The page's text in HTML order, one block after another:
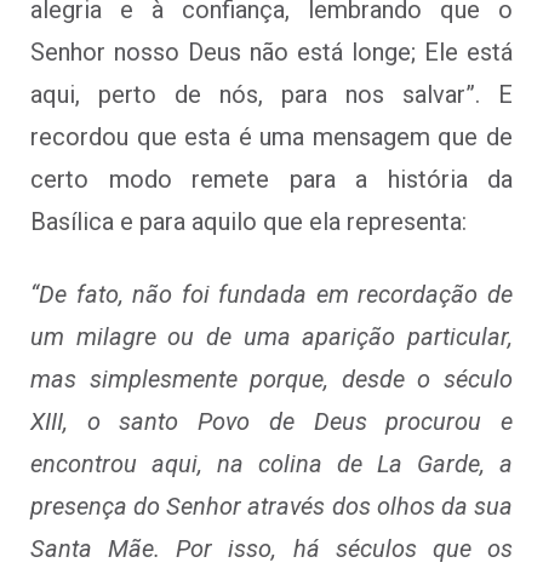
alegria e à confiança, lembrando que o
Senhor nosso Deus não está longe; Ele está
aqui, perto de nós, para nos salvar”. E
recordou que esta é uma mensagem que de
certo modo remete para a história da
Basílica e para aquilo que ela representa:
“De fato, não foi fundada em recordação de
um milagre ou de uma aparição particular,
mas simplesmente porque, desde o século
XIII, o santo Povo de Deus procurou e
encontrou aqui, na colina de La Garde, a
presença do Senhor através dos olhos da sua
Santa Mãe. Por isso, há séculos que os